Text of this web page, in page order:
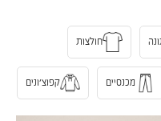
חולצות
מכנסיים קפוצ׳ונים